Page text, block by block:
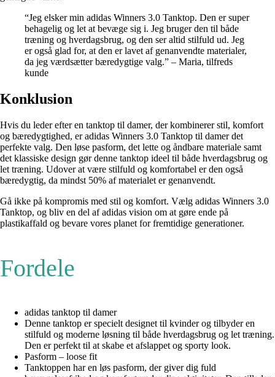
“Jeg elsker min adidas Winners 3.0 Tanktop. Den er super
behagelig og let at bevæge sig i. Jeg bruger den til både
træning og hverdagsbrug, og den ser altid stilfuld ud. Jeg
er også glad for, at den er lavet af genanvendte materialer,
da jeg værdsætter bæredygtige valg.” – Maria, tilfreds
kunde
Konklusion
Hvis du leder efter en tanktop til damer, der kombinerer stil, komfort
og bæredygtighed, er adidas Winners 3.0 Tanktop til damer det
perfekte valg. Den løse pasform, det lette og åndbare materiale samt
det klassiske design gør denne tanktop ideel til både hverdagsbrug og
let træning. Udover at være stilfuld og komfortabel er den også
bæredygtig, da mindst 50% af materialet er genanvendt.
Gå ikke på kompromis med stil og komfort. Vælg adidas Winners 3.0
Tanktop, og bliv en del af adidas vision om at gøre ende på
plastikaffald og bevare vores planet for fremtidige generationer.
Fordele
adidas tanktop til damer
Denne tanktop er specielt designet til kvinder og tilbyder en
stilfuld og moderne løsning til både hverdagsbrug og let træning.
Den er perfekt til at skabe et afslappet og sporty look.
Pasform – loose fit
Tanktoppen har en løs pasform, der giver dig fuld